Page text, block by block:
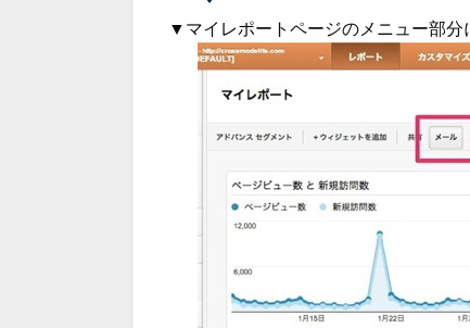
▼マイレポートページのメニュー部分